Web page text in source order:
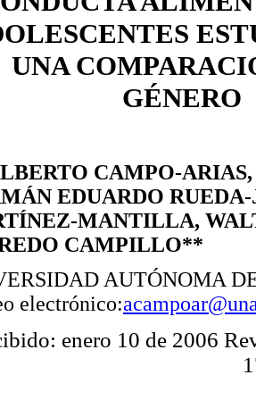
UNA
GÉNERO
CAMPO-
EDUARDO
MANTILLA,
CAMPILLO**
AUTÓNOMA
electrónico:
enero 10 de 2006